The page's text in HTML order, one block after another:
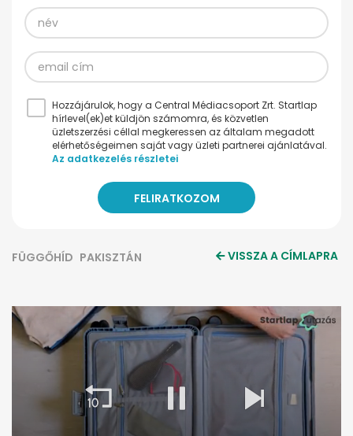
Hozzájárulok, hogy a Central Médiacsoport Zrt. Startlap
hírlevel(ek)et küldjön számomra, és közvetlen
üzletszerzési céllal megkeressen az általam megadott
elérhetőségeimen saját vagy üzleti partnerei ajánlatával.
Az adatkezelés részletei
FÜGGŐHÍD PAKISZTÁN VISSZA A CÍMLAPRA